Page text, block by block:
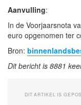
Aanvulling:
In de Voorjaarsnota
euro opgenomen ter
Bron:
Dit bericht is 8881
DIT ARTIKEL IS